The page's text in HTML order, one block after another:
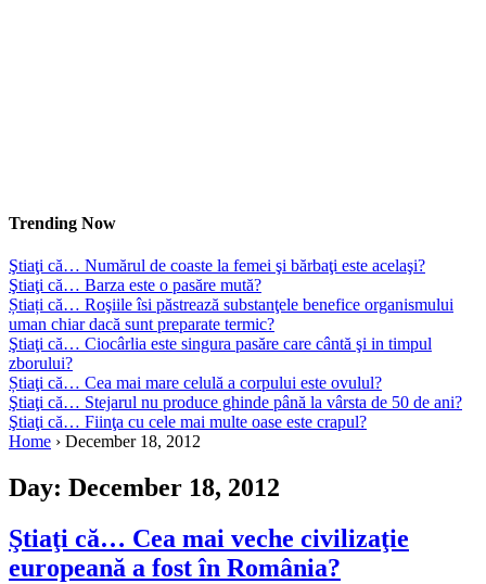
Trending Now
Ştiaţi că… Numărul de coaste la femei şi bărbaţi este acelaşi?
Ştiaţi că… Barza este o pasăre mută?
Știați că… Roşiile îsi păstrează substanţele benefice organismului
uman chiar dacă sunt preparate termic?
Ştiaţi că… Ciocârlia este singura pasăre care cântă şi in timpul
zborului?
Știaţi că… Cea mai mare celulă a corpului este ovulul?
Ştiaţi că… Stejarul nu produce ghinde până la vârsta de 50 de ani?
Ştiaţi că… Fiinţa cu cele mai multe oase este crapul?
Home › December 18, 2012
Day: December 18, 2012
Ştiaţi că… Cea mai veche civilizaţie
europeană a fost în România?